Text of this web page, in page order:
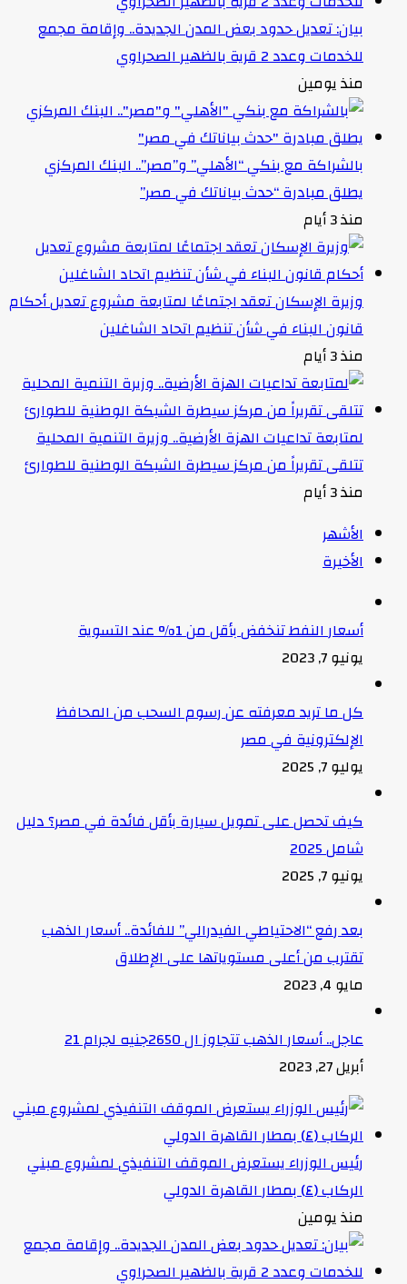
بيان: تعديل حدود بعض المدن الجديدة.. وإقامة مجمع
للخدمات وعدد 2 قرية بالظهير الصحراوي
منذ يومين
بالشراكة مع بنكي “الأهلي” و”مصر”.. البنك المركزي
يطلق مبادرة “حدث بياناتك في مصر”
منذ 3 أيام
وزيرة الإسكان تعقد اجتماعًا لمتابعة مشروع تعديل أحكام
قانون البناء في شأن تنظيم اتحاد الشاغلين
منذ 3 أيام
لمتابعة تداعيات الهزة الأرضية.. وزيرة التنمية المحلية
تتلقى تقريراً من مركز سيطرة الشبكة الوطنية للطوارئ
منذ 3 أيام
الأشهر
الأخيرة
أسعار النفط تنخفض بأقل من 1% عند التسوية
يونيو 7, 2023
كل ما تريد معرفته عن رسوم السحب من المحافظ
الإلكترونية في مصر
يوليو 7, 2025
كيف تحصل على تمويل سيارة بأقل فائدة في مصر؟ دليل
شامل 2025
يونيو 7, 2025
بعد رفع “الاحتياطي الفيدرالي” للفائدة.. أسعار الذهب
تقترب من أعلى مستوياتها على الإطلاق
مايو 4, 2023
عاجل.. أسعار الذهب تتجاوز ال 2650جنيه لجرام 21
أبريل 27, 2023
رئيس الوزراء يستعرض الموقف التنفيذي لمشروع مبني
الركاب (٤) بمطار القاهرة الدولي
منذ يومين